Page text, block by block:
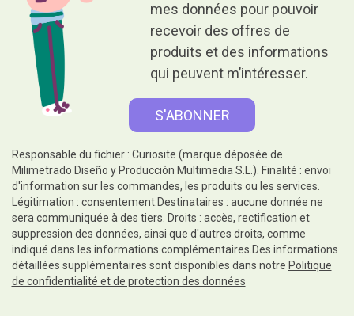
mes données pour pouvoir
recevoir des offres de
produits et des informations
qui peuvent m’intéresser.
Responsable du fichier : Curiosite (marque déposée de
Milimetrado Diseño y Producción Multimedia S.L.). Finalité : envoi
d'information sur les commandes, les produits ou les services.
Légitimation : consentement.Destinataires : aucune donnée ne
sera communiquée à des tiers. Droits : accès, rectification et
suppression des données, ainsi que d'autres droits, comme
indiqué dans les informations complémentaires.Des informations
détaillées supplémentaires sont disponibles dans notre Politique
de confidentialité et de protection des données